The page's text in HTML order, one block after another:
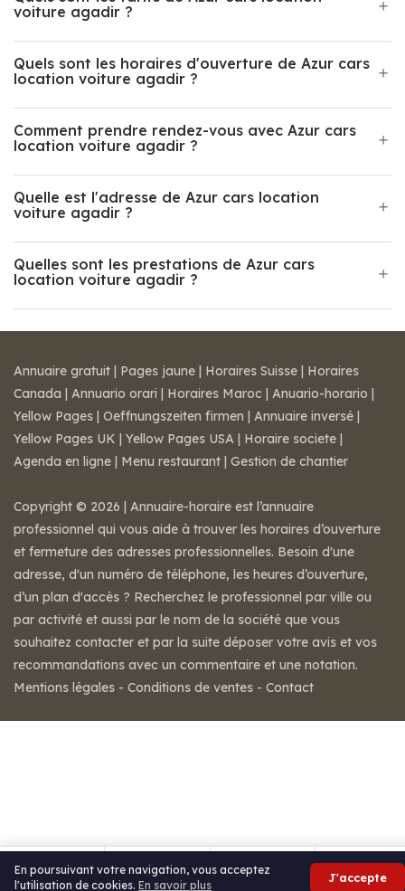
Appeler Itinéraire Avis
voiture agadir ?
Quels sont les horaires d'ouverture de Azur cars
location voiture agadir ?
Comment prendre rendez-vous avec Azur cars
location voiture agadir ?
Quelle est l'adresse de Azur cars location
voiture agadir ?
Quelles sont les prestations de Azur cars
location voiture agadir ?
En poursuivant votre navigation, vous acceptez
l'utilisation de cookies. En savoir plus
J'accepte
Annuaire gratuit | Pages jaune | Horaires Suisse | Horaires
Canada | Annuario orari | Horaires Maroc | Anuario-horario |
Yellow Pages | Oeffnungszeiten firmen | Annuaire inversé |
Yellow Pages UK | Yellow Pages USA | Horaire societe |
Agenda en ligne | Menu restaurant | Gestion de chantier
Copyright © 2026 | Annuaire-horaire est l’annuaire
professionnel qui vous aide à trouver les horaires d’ouverture
et fermeture des adresses professionnelles. Besoin d'une
adresse, d'un numéro de téléphone, les heures d’ouverture,
d’un plan d'accès ? Recherchez le professionnel par ville ou
par activité et aussi par le nom de la société que vous
souhaitez contacter et par la suite déposer votre avis et vos
recommandations avec un commentaire et une notation.
Mentions légales - Conditions de ventes - Contact